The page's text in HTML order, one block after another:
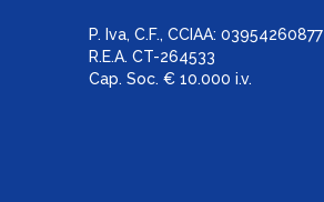
P. Iva, C.F., CCIAA: 03954260877
R.E.A. CT-264533
Cap. Soc. € 10.000 i.v.